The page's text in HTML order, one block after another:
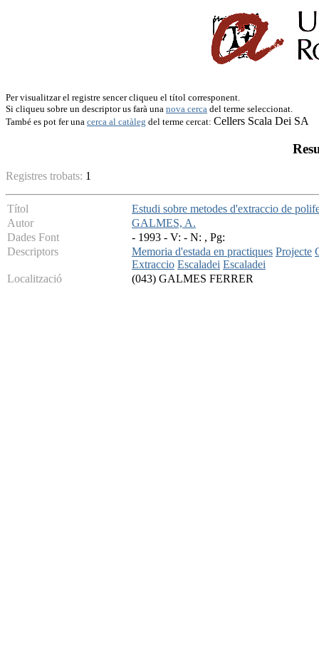
Per visualitzar el registre sencer cliqueu el títol corresponent.
Si cliqueu sobre un descriptor us farà una nova cerca del terme seleccionat.
També es pot fer una cerca al catàleg del terme cercat: Cellers Scala Dei SA
Registres trobats: 1
Títol
Estudi sobre metodes d'extraccio de
Autor
GALMES, A.
Dades Font
- 1993 - V: - N: , Pg:
Descriptors
Memoria d'estada en practiques Projecte
Extraccio Escaladei Escaladei
Localització
(043) GALMES FERRER